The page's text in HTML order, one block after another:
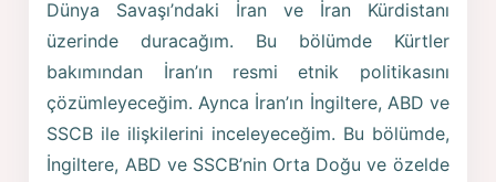
Dünya Savaşı’ndaki İran ve İran Kürdistanı
üzerinde duracağım. Bu bölümde Kürtler
bakımından İran’ın resmi etnik politikasını
çözümleyeceğim. Aynca İran’ın İngiltere, ABD ve
SSCB ile ilişkilerini inceleyeceğim. Bu bölümde,
İngiltere, ABD ve SSCB’nin Orta Doğu ve özelde